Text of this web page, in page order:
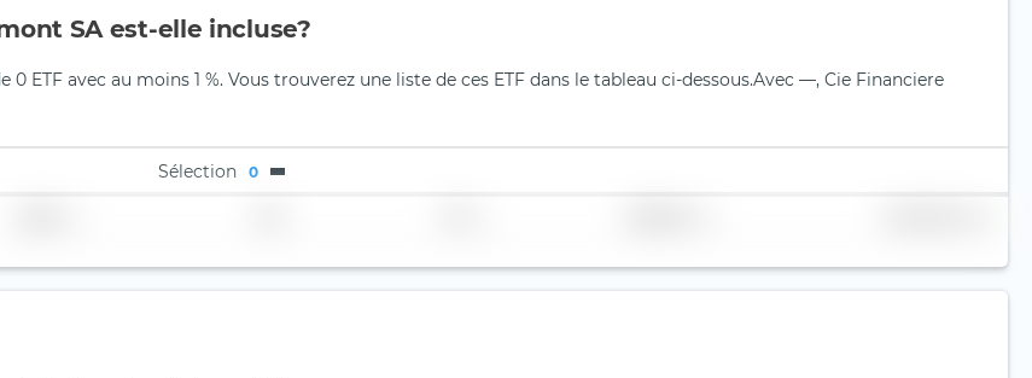
SA est-elle incluse?
ETF avec au moins 1 %. Vous trouverez une liste de ces ETF dans le tableau ci-dessous.Avec —, Cie Financiere
Sélection 0